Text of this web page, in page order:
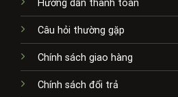
Hướng dẫn thanh toán
Câu hỏi thường gặp
Chính sách giao hàng
Chính sách đổi trả